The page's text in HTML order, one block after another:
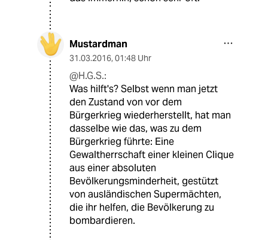
Mustardman
31.03.2016, 01:48 Uhr
@H.G.S.:
Was hilft's? Selbst wenn man jetzt
den Zustand von vor dem
Bürgerkrieg wiederherstellt, hat man
dasselbe wie das, was zu dem
Bürgerkrieg führte: Eine
Gewaltherrschaft einer kleinen Clique
aus einer absoluten
Bevölkerungsminderheit, gestützt
von ausländischen Supermächten,
die ihr helfen, die Bevölkerung zu
bombardieren.